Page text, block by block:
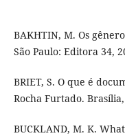
BAKHTIN, M. Os
São Paulo: Editora 34,
BRIET, S. O que é
Rocha Furtado.
BUCKLAND, M. K.